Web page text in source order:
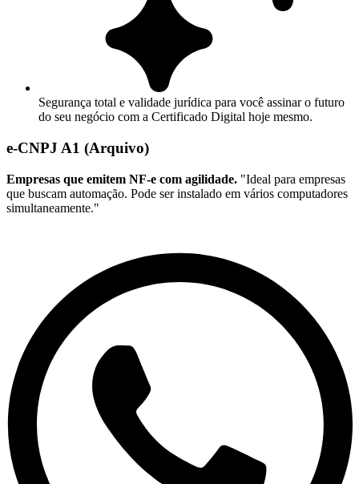
Segurança total e validade jurídica para você assinar o futuro
do seu negócio com a Certificado Digital hoje mesmo.
e-CNPJ A1 (Arquivo)
Empresas que emitem NF-e com agilidade. "Ideal para empresas
que buscam automação. Pode ser instalado em vários computadores
simultaneamente."